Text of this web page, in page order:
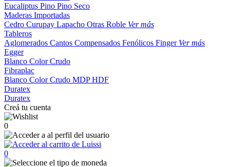
Eucaliptus Pino Pino Seco
Maderas Importadas
Cedro Curupay Lapacho Otras Roble Ver más
Tableros
Aglomerados Cantos Compensados Fenólicos Finger Ver más
Egger
Blanco ColorCrudo
Fibraplac
Blanco ColorCrudo MDPHDF
Duratex
Duratex
Creá tu cuenta
0
0